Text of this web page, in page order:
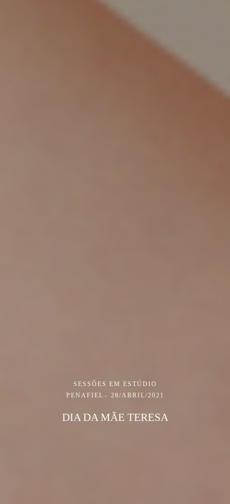
SESSÕES EM ESTÚDIO
PENAFIEL
28/ABRIL/2021
DIA DA MÃE TERESA